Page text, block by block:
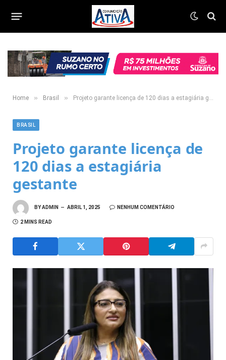
Home » Brasil » Projeto garante licença de 120 dias a estagiária gestante
BRASIL
Projeto garante licença de
120 dias a estagiária
gestante
BYADMIN ABRIL 1, 2025 NENHUM COMENTÁRIO
2 MINS READ